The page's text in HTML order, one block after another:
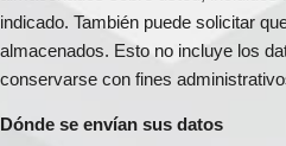
indicado. También puede solicitar
almacenados. Esto no incluye los
conservarse con fines
Dónde se envían sus datos